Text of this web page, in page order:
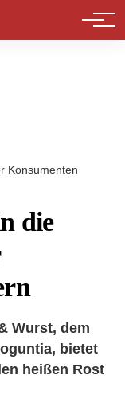
Konsumenten
die
Wurst, dem
bietet
heißen Rost